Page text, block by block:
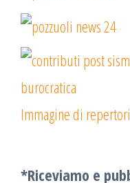
Immagine di
*Riceviamo e